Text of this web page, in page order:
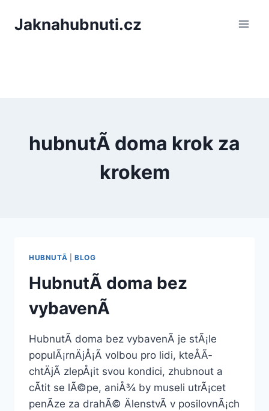
Jaknahubnuti.cz
hubnutÃ­ doma krok za
krokem
HUBNUTÃ­ BLOG
HubnutÃ­ doma bez
vybavenÃ­
HubnutÃ­ doma bez vybavenÃ­ je stÃ¡le
populÃ¡rnÄjÅ¡Ã­ volbou pro lidi, kteÅÃ­
chtÄjÃ­ zlepÅ¡it svou kondici, zhubnout a
cÃ­tit se lÃ©pe, aniÅ¾ by museli utrÃ¡cet
penÃ­ze za drahÃ© ÄlenstvÃ­ v posilovnÃ¡ch